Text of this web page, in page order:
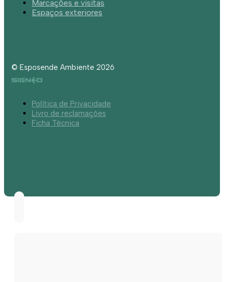
Marcações e visitas
Espaços exteriores
© Esposende Ambiente 2026
Política de Privacidade
Livro de reclamações
Ficha Técnica